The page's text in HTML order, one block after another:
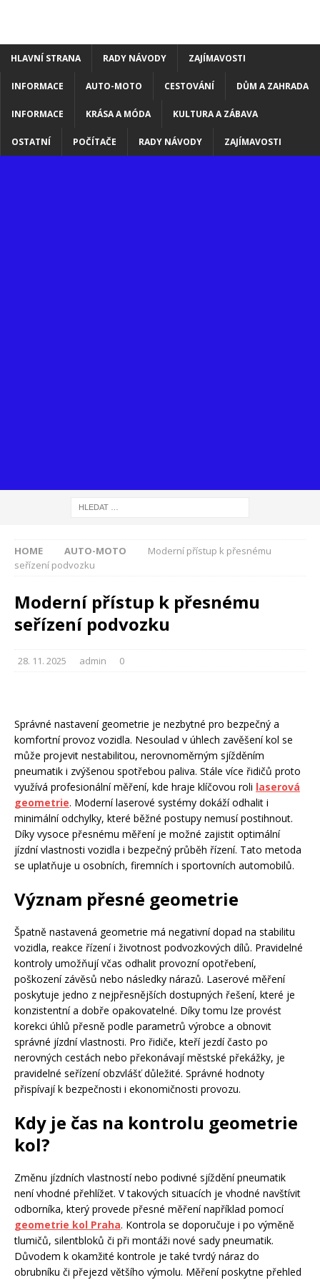
HLAVNÍ STRANA RADY NÁVODY ZAJÍMAVOSTI
INFORMACE AUTO-MOTO CESTOVÁNÍ DŮM A ZAHRADA
INFORMACE KRÁSA A MÓDA KULTURA A ZÁBAVA
OSTATNÍ POČÍTAČE RADY NÁVODY ZAJÍMAVOSTI
HOME AUTO-MOTO
Moderní přístup k přesnému
seřízení podvozku
Moderní přístup k přesnému
seřízení podvozku
28. 11. 2025 admin 0
Správné nastavení geometrie je nezbytné pro bezpečný a
komfortní provoz vozidla. Nesoulad v úhlech zavěšení kol se
může projevit nestabilitou, nerovnoměrným sjížděním
pneumatik i zvýšenou spotřebou paliva. Stále více řidičů proto
využívá profesionální měření, kde hraje klíčovou roli laserová
geometrie. Moderní laserové systémy dokáží odhalit i
minimální odchylky, které běžné postupy nemusí postihnout.
Díky vysoce přesnému měření je možné zajistit optimální
jízdní vlastnosti vozidla i bezpečný průběh řízení. Tato metoda
se uplatňuje u osobních, firemních i sportovních automobilů.
Význam přesné geometrie
Špatně nastavená geometrie má negativní dopad na stabilitu
vozidla, reakce řízení i životnost podvozkových dílů. Pravidelné
kontroly umožňují včas odhalit provozní opotřebení,
poškození závěsů nebo následky nárazů. Laserové měření
poskytuje jedno z nejpřesnějších dostupných řešení, které je
konzistentní a dobře opakovatelné. Díky tomu lze provést
korekci úhlů přesně podle parametrů výrobce a obnovit
správné jízdní vlastnosti. Pro řidiče, kteří jezdí často po
nerovných cestách nebo překonávají městské překážky, je
pravidelné seřízení obzvlášť důležité. Správné hodnoty
přispívají k bezpečnosti i ekonomičnosti provozu.
Kdy je čas na kontrolu geometrie
kol?
Změnu jízdních vlastností nebo podivné sjíždění pneumatik
není vhodné přehlížet. V takových situacích je vhodné navštívit
odborníka, který provede přesné měření například pomocí
geometrie kol Praha. Kontrola se doporučuje i po výměně
tlumičů, silentbloků či při montáži nové sady pneumatik.
Důvodem k okamžité kontrole je také tvrdý náraz do
obrubníku či přejezd většího výmolu. Měření poskytne přehled